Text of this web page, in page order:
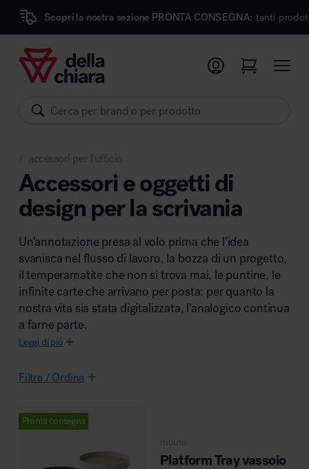
la nostra sezione PRONTA CONSEGNA: tanti prodotti dei migliori
Prodotti
Pronta Consegna
Sedute
Pareti divisorie
Comfort acustico
Accessori
Illuminazione
Ambienti
Arredo area operativa
Area lounge e attesa
Brand
accessori per l'ufficio
Accessori e oggetti di
design per la scrivania
Un’annotazione presa al volo prima che l’idea
svanisca nel flusso di lavoro, la bozza di un progetto,
il temperamatite che non si trova mai, le puntine, le
infinite carte che arrivano per posta: per quanto la
nostra vita sia stata digitalizzata, l’analogico continua
a farne parte.
Leggi di più
Filtra / Ordina
Pronta consegna
muuto
Platform Tray vassoio